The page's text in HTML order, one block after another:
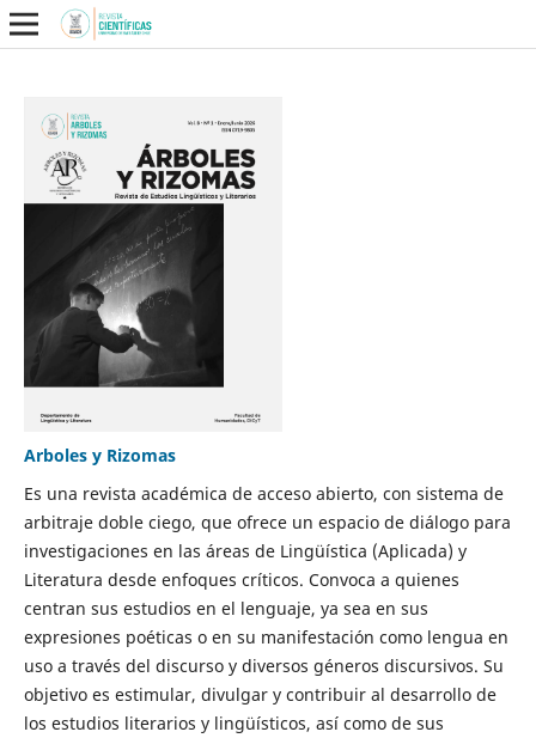
Arboles y Rizomas
Es una revista académica de acceso abierto, con sistema de
arbitraje doble ciego, que ofrece un espacio de diálogo para
investigaciones en las áreas de Lingüística (Aplicada) y
Literatura desde enfoques críticos. Convoca a quienes
centran sus estudios en el lenguaje, ya sea en sus
expresiones poéticas o en su manifestación como lengua en
uso a través del discurso y diversos géneros discursivos. Su
objetivo es estimular, divulgar y contribuir al desarrollo de
los estudios literarios y lingüísticos, así como de sus